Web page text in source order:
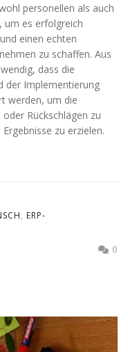
personellen als auch
um es erfolgreich
einen echten
zu schaffen. Aus
dass die
der Implementierung
werden, um die
Rückschlägen zu
zu erzielen.
, ERP-
0